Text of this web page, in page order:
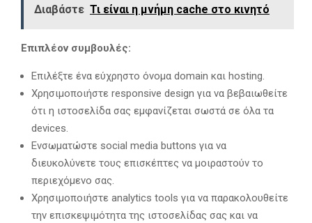
Διαβάστε Τι είναι η μνήμη cache στο κινητό
Επιπλέον συμβουλές:
Επιλέξτε ένα εύχρηστο όνομα domain και hosting.
Χρησιμοποιήστε responsive design για να βεβαιωθείτε
ότι η ιστοσελίδα σας εμφανίζεται σωστά σε όλα τα
devices.
Ενσωματώστε social media buttons για να
διευκολύνετε τους επισκέπτες να μοιραστούν το
περιεχόμενο σας.
Χρησιμοποιήστε analytics tools για να παρακολουθείτε
την επισκεψιμότητα της ιστοσελίδας σας και να